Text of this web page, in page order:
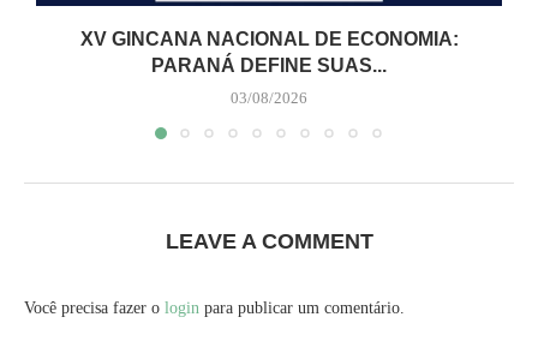
XV GINCANA NACIONAL DE ECONOMIA:
PARANÁ DEFINE SUAS...
03/08/2026
LEAVE A COMMENT
Você precisa fazer o login para publicar um comentário.